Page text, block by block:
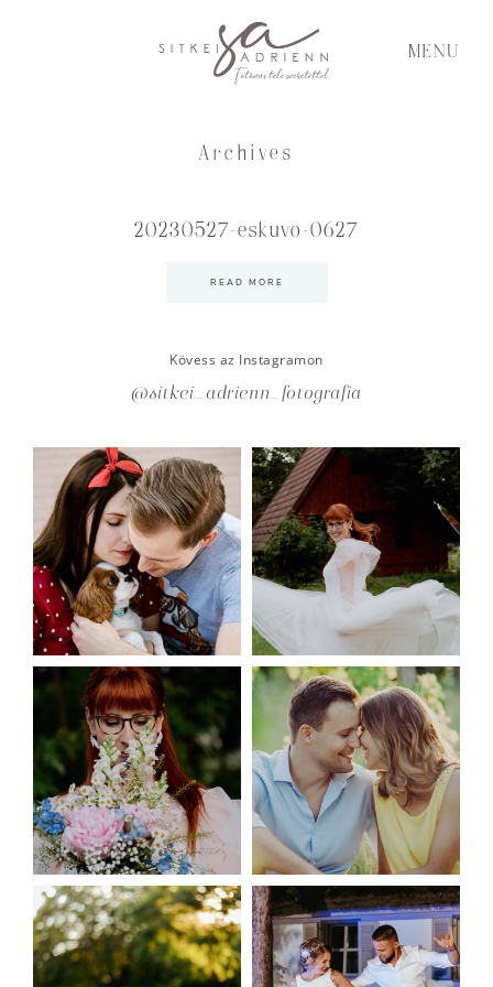
MENU
Archives
20230527-eskuvo-0627
READ MORE
Kövess az Instagramon
@sitkei_adrienn_fotografia